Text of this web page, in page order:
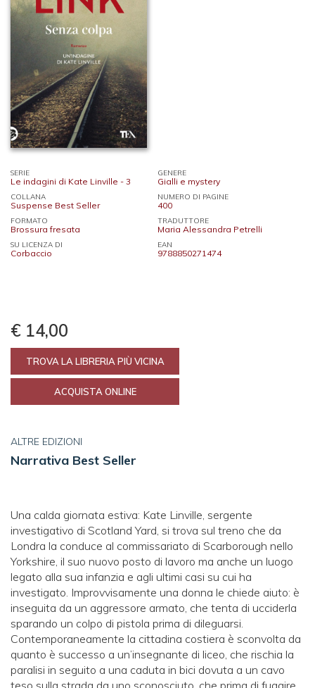
SERIE
Le indagini di Kate Linville - 3
GENERE
Gialli e mystery
COLLANA
Suspense Best Seller
NUMERO DI PAGINE
400
FORMATO
Brossura fresata
TRADUTTORE
Maria Alessandra Petrelli
SU LICENZA DI
Corbaccio
EAN
9788850271474
€ 14,00
TROVA LA LIBRERIA PIÙ VICINA
ACQUISTA ONLINE
ALTRE EDIZIONI
Narrativa Best Seller
Una calda giornata estiva: Kate Linville, sergente
investigativo di Scotland Yard, si trova sul treno che da
Londra la conduce al commissariato di Scarborough nello
Yorkshire, il suo nuovo posto di lavoro ma anche un luogo
legato alla sua infanzia e agli ultimi casi su cui ha
investigato. Improvvisamente una donna le chiede aiuto: è
inseguita da un aggressore armato, che tenta di ucciderla
sparando un colpo di pistola prima di dileguarsi.
Contemporaneamente la cittadina costiera è sconvolta da
quanto è successo a un’insegnante di liceo, che rischia la
paralisi in seguito a una caduta in bici dovuta a un cavo